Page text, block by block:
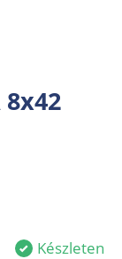
Készleten